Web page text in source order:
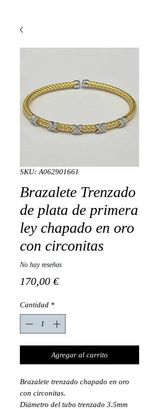
SKU: A062901661
Brazalete Trenzado
de plata de primera
ley chapado en oro
con circonitas
No hay reseñas
170,00 €Precio
Cantidad *
Agregar al carrito
Brazalete trenzado chapado en oro
con circonitas.
Diámetro del tubo trenzado 3.5mm